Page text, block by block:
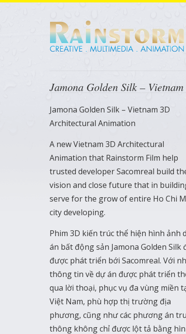
Jamona Golden Silk –
Jamona Golden Silk – Vietnam 3D
Architectural Animation
A new Vietnam 3D Architectural
Animation that Rainstorm Film help
trusted developer Sacomreal build
vision and close future that in
serve for the grow of entire Ho Chi
city developing.
Phim 3D kiến trúc thể hiện hình ảnh
án bất động sản Jamona Golden Silk
được phát triển bới Sacomreal. Với
thông tin về dự án được phát triển
qua lời thoại, phục vụ đa vùng miền
Việt Nam, phù hợp thị trường địa
phương, cũng như các phương án
thông không chỉ được lột tả bằng